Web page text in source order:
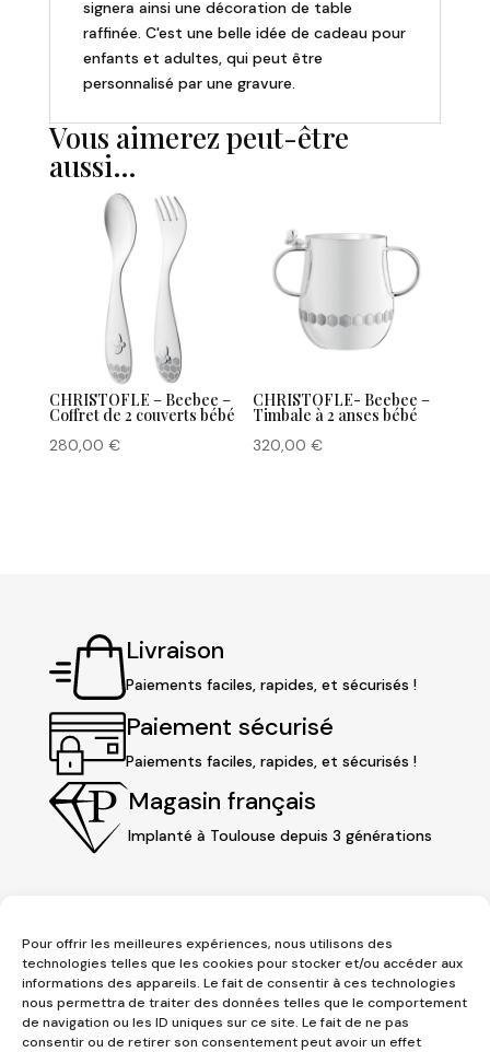
Pour offrir les meilleures expériences, nous utilisons des
technologies telles que les cookies pour stocker et/ou accéder aux
informations des appareils. Le fait de consentir à ces technologies
nous permettra de traiter des données telles que le comportement
de navigation ou les ID uniques sur ce site. Le fait de ne pas
consentir ou de retirer son consentement peut avoir un effet
signera ainsi une décoration de table
raffinée. C'est une belle idée de cadeau pour
enfants et adultes, qui peut être
personnalisé par une gravure.
Vous aimerez peut-être
aussi…
CHRISTOFLE – Beebee –
Coffret de 2 couverts bébé
280,00 €
CHRISTOFLE- Beebee –
Timbale à 2 anses bébé
320,00€
Livraison
Paiements faciles, rapides, et sécurisés !
Paiement sécurisé
Paiements faciles, rapides, et sécurisés !
Magasin français
Implanté à Toulouse depuis 3 générations